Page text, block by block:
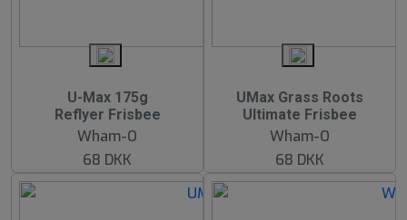
U-Max 175g
Reflyer Frisbee
Wham-O
68 DKK
UMax Grass Roots
Ultimate Frisbee
Wham-O
68 DKK